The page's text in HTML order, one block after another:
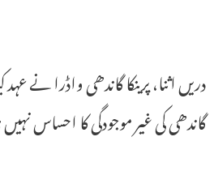
دریں اثنا، پرینکا گاندھی واڈرا نے
گاندھی کی غیر موجودگی کا احساس